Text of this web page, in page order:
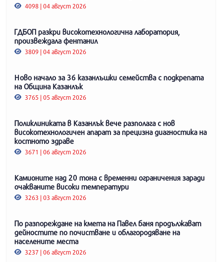
4098 | 04 август 2026
ГДБОП разкри високотехнологична лаборатория,
произвеждала фентанил
3809 | 04 август 2026
Ново начало за 36 казанлъшки семейства с подкрепата
на Община Казанлък
3765 | 05 август 2026
Поликлиниката в Казанлък вече разполага с нов
високотехнологичен апарат за прецизна диагностика на
костното здраве
3671 | 06 август 2026
Камионите над 20 тона с временни ограничения заради
очакваните високи температури
3263 | 03 август 2026
По разпореждане на кмета на Павел баня продължават
дейностите по почистване и облагородяване на
населените места
3237 | 06 август 2026